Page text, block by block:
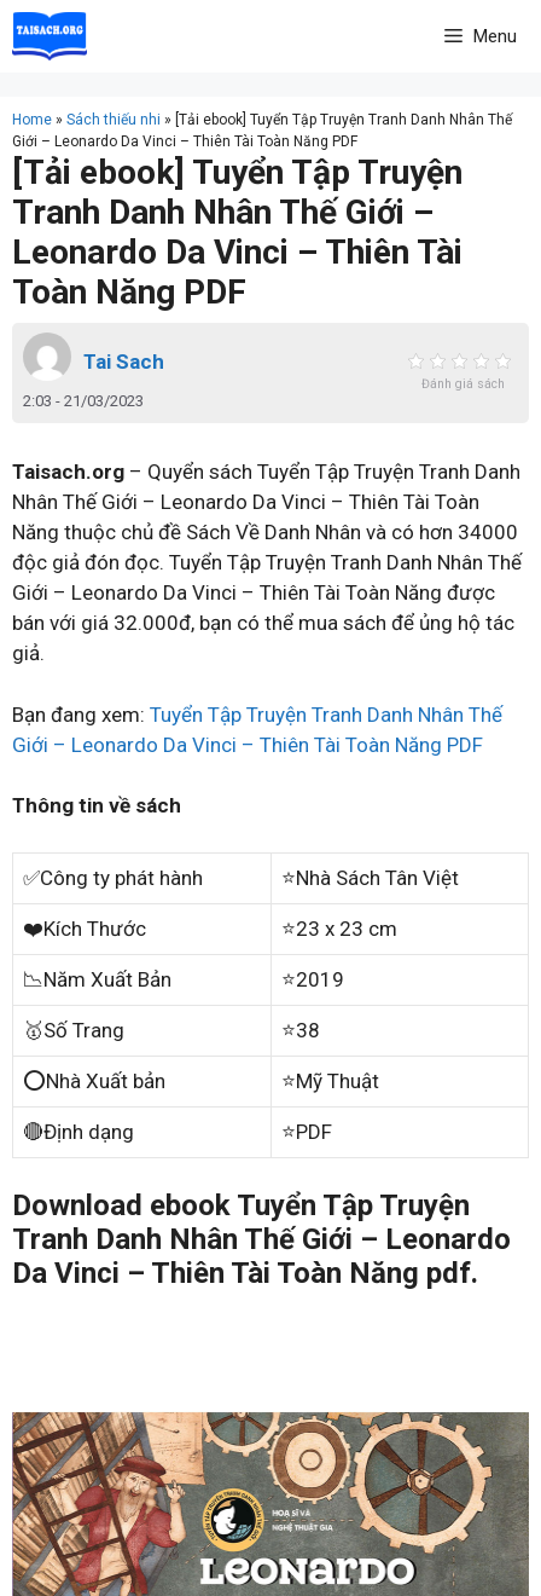
Skip
to
Menu
Home » Sách thiếu nhi » [Tải ebook] Tuyển Tập Truyện Tranh Danh Nhân Thế
Giới – Leonardo Da Vinci – Thiên Tài Toàn Năng PDF
[Tải ebook] Tuyển Tập Truyện
Tranh Danh Nhân Thế Giới –
Leonardo Da Vinci – Thiên Tài
Toàn Năng PDF
Tai Sach
2:03 - 21/03/2023
Đánh giá sách
Taisach.org – Quyển sách Tuyển Tập Truyện Tranh Danh
Nhân Thế Giới – Leonardo Da Vinci – Thiên Tài Toàn
Năng thuộc chủ đề Sách Về Danh Nhân và có hơn 34000
độc giả đón đọc. Tuyển Tập Truyện Tranh Danh Nhân Thế
Giới – Leonardo Da Vinci – Thiên Tài Toàn Năng được
bán với giá 32.000đ, bạn có thể mua sách để ủng hộ tác
giả.
Bạn đang xem: Tuyển Tập Truyện Tranh Danh Nhân Thế
Giới – Leonardo Da Vinci – Thiên Tài Toàn Năng PDF
Thông tin về sách
✅Công ty phát hành ⭐Nhà Sách Tân Việt
❤️Kích Thước ⭐23 x 23 cm
📉Năm Xuất Bản ⭐2019
🥇Số Trang ⭐38
⭕Nhà Xuất bản ⭐Mỹ Thuật
🔴Định dạng ⭐PDF
Download ebook Tuyển Tập Truyện
Tranh Danh Nhân Thế Giới – Leonardo
Da Vinci – Thiên Tài Toàn Năng pdf.